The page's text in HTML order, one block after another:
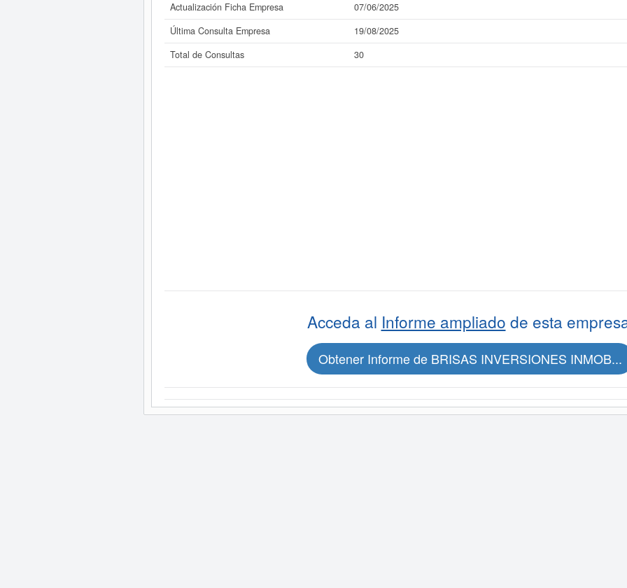
Actualización Ficha Empresa
07/06/2025
Última Consulta Empresa
19/08/2025
Total de Consultas
30
Acceda al Informe ampliado de esta
Obtener Informe de BRISAS INVERSIONES INMOB...